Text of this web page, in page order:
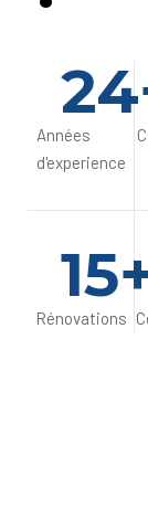
Années
d'experience
24
Rénovations
15